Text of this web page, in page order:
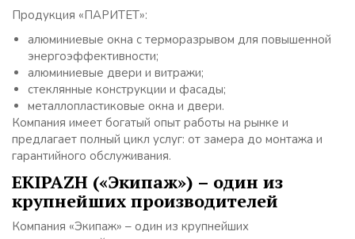
Продукция «ПАРИТЕТ»:
алюминиевые окна с терморазрывом для повышенной
энергоэффективности;
алюминиевые двери и витражи;
стеклянные конструкции и фасады;
металлопластиковые окна и двери.
Компания имеет богатый опыт работы на рынке и
предлагает полный цикл услуг: от замера до монтажа и
гарантийного обслуживания.
EKIPAZH («Экипаж») – один из
крупнейших производителей
Компания «Экипаж» – один из крупнейших